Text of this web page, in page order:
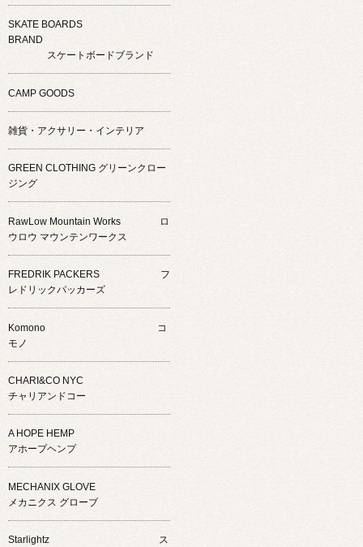
SKATE BOARDS
BRAND
スケートボードブランド
CAMP GOODS
雑貨・アクサリー・インテリア
GREEN CLOTHING グリーンクロー
ジング
RawLow Mountain Works ロ
ウロウ マウンテンワークス
FREDRIK PACKERS フ
レドリックパッカーズ
Komono コ
モノ
CHARI&CO NYC
チャリアンドコー
A HOPE HEMP
アホープヘンプ
MECHANIX GLOVE
メカニクス グローブ
Starlightz ス